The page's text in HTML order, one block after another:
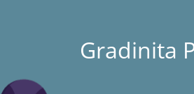
Gradinita